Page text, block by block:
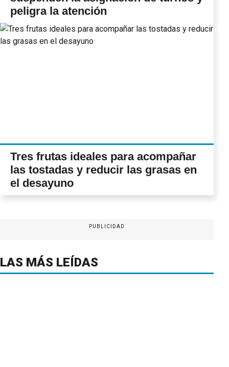
peligra la atención
Tres frutas ideales para acompañar
las tostadas y reducir las grasas en
el desayuno
PUBLICIDAD
LAS MÁS LEÍDAS